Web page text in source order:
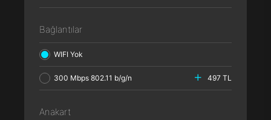
Bağlantılar
WIFI Yok
300 Mbps 802.11 b/g/n 497 TL
Anakart